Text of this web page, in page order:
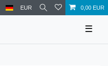
EUR 0,00 EUR
☰